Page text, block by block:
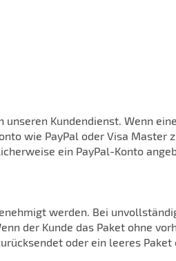
Kundendienst. Wenn
wie PayPal oder Visa Master
ein PayPal-Konto
werden. Bei
der Kunde das Paket ohne
oder ein leeres